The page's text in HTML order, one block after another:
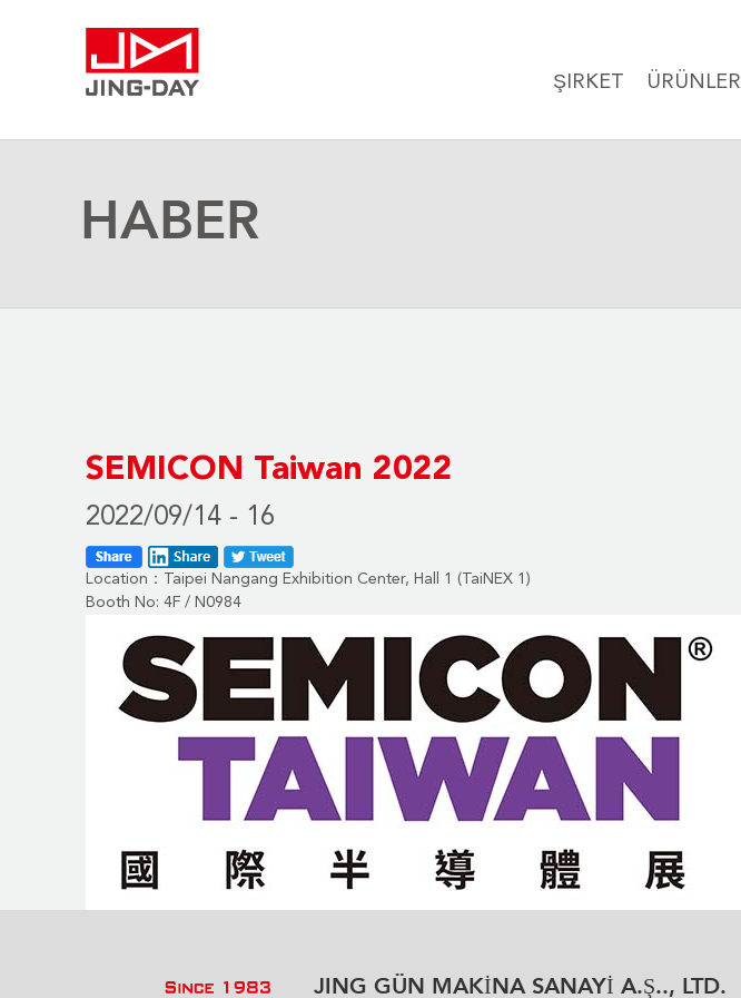
ŞIRKET ÜRÜNLER
HABER
SEMICON Taiwan 2022
2022/09/14 - 16
Location：Taipei Nangang Exhibition Center, Hall 1 (TaiNEX 1)
Booth No: 4F / N0984
JING GÜN MAKİNA SANAYİ A.Ş.., LTD.